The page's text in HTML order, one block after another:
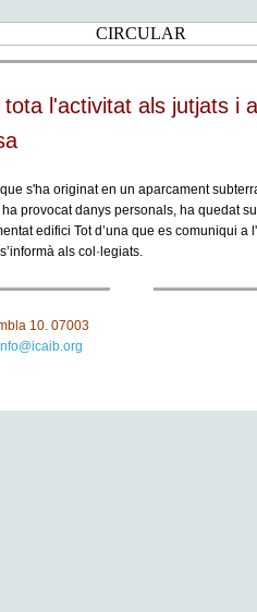
l'activitat als jutjats i
s'ha originat en un aparcament
provocat danys personals, ha quedat
edifici Tot d’una que es comuniqui a
als col·legiats.
10. 07003